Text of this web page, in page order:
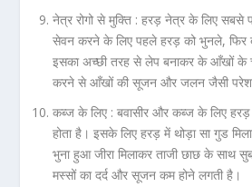
नेत्र रोगो से मुक्ति : हरड़ नेत्र के लिए सबसे
सेवन करने के लिए पहले हरड़ को भुनले, फिर
इसका अच्छी तरह से लेप बनाकर के आँखों के
करने से आँखों की सूजन और जलन जैसी
कब्ज के लिए : बवासीर और कब्ज के लिए हरड़
होता है। इसके लिए हरड़ में थोड़ा सा गुड
भुना हुआ जीरा मिलाकर ताजी छाछ के साथ
मस्सों का दर्द और सूजन कम होने लगती है।